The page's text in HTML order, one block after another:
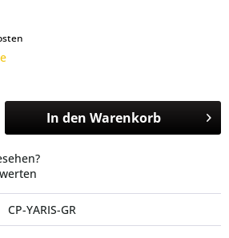
In den Warenkorb
CP-YARIS-GR